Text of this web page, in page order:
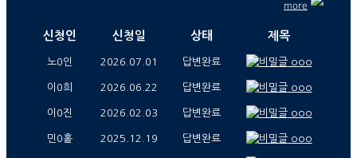
more
신청인 신청일 상태 제목
노0인 2026.07.01 답변완료 ooo
이0희 2026.06.22 답변완료 ooo
이0진 2026.02.03 답변완료 ooo
민0홑 2025.12.19 답변완료 ooo